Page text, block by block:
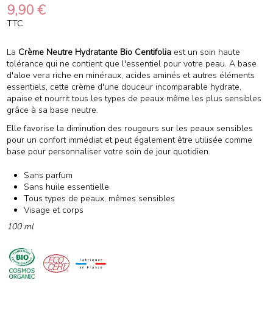
(1 avis)
9,90 €
TTC
La Crème Neutre Hydratante Bio Centifoliaest un soin haute
tolérance qui ne contient que l'essentiel pour votre peau. A base
d'aloe vera riche en minéraux, acides aminés et autres éléments
essentiels, cette crème d'une douceur incomparable hydrate,
apaise et nourrit tous les types de peaux même les plus sensibles
grâce à sa base neutre.
Elle favorise la diminution des rougeurs sur les peaux sensibles
pour un confort immédiat et peut également être utilisée comme
base pour personnaliser votre soin de jour quotidien.
Sans parfum
Sans huile essentielle
Tous types de peaux, mêmes sensibles
Visage et corps
100 ml